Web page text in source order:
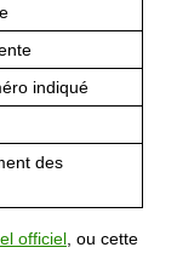
indiqué
des
officiel , ou cette